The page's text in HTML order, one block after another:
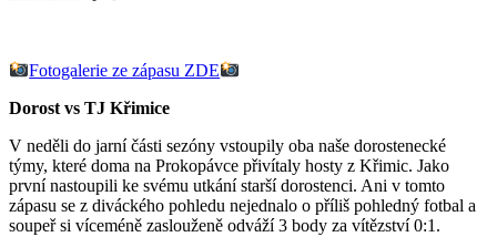
Fotogalerie ze zápasu ZDE
Dorost vs TJ Křimice
V neděli do jarní části sezóny vstoupily oba naše dorostenecké
týmy, které doma na Prokopávce přivítaly hosty z Křimic. Jako
první nastoupili ke svému utkání starší dorostenci. Ani v tomto
zápasu se z diváckého pohledu nejednalo o příliš pohledný fotbal a
soupeř si víceméně zaslouženě odváží 3 body za vítězství 0:1.